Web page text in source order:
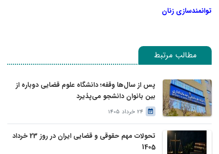
توانمندسازی زنان
مطالب مرتبط
پس از سال‌ها وقفه؛ دانشگاه علوم قضایی دوباره از
بین بانوان دانشجو می‌پذیرد
24 خرداد 1405
تحولات مهم حقوقی و قضایی ایران در روز 23 خرداد
1405